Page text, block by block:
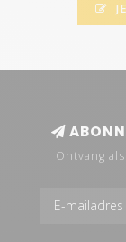
Ontvang